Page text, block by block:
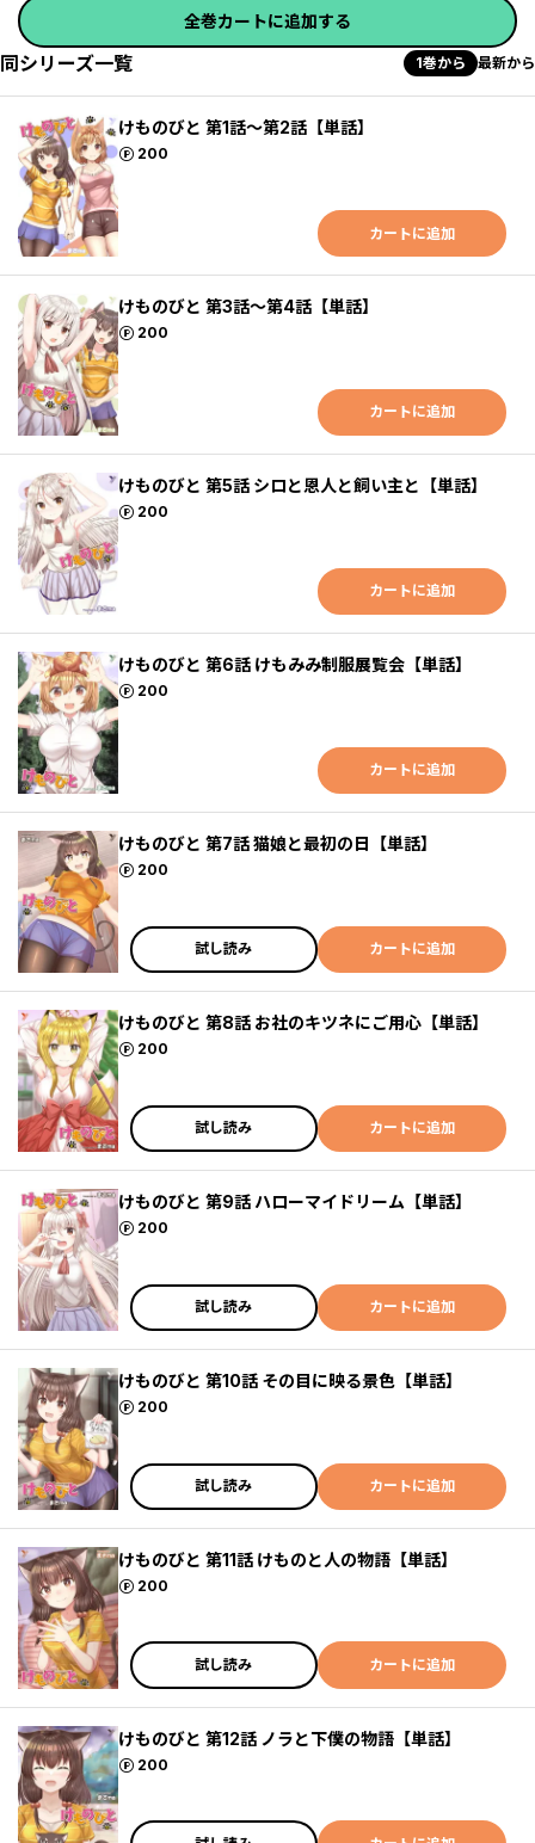
全巻カートに追加する
同シリーズ一覧 1巻から 最新から
けものびと 第1話～第2話【単話】
200
ポイント
カートに追加
けものびと 第3話～第4話【単話】
200
ポイント
カートに追加
けものびと 第5話 シロと恩人と飼い主と【単話】
200
ポイント
カートに追加
けものびと 第6話 けもみみ制服展覧会【単話】
200
ポイント
カートに追加
けものびと 第7話 猫娘と最初の日【単話】
200
ポイント
試し読み カートに追加
けものびと 第8話 お社のキツネにご用心【単話】
200
ポイント
試し読み カートに追加
けものびと 第9話 ハローマイドリーム【単話】
200
ポイント
試し読み カートに追加
けものびと 第10話 その目に映る景色【単話】
200
ポイント
試し読み カートに追加
けものびと 第11話 けものと人の物語【単話】
200
ポイント
試し読み カートに追加
けものびと 第12話 ノラと下僕の物語【単話】
200
ポイント